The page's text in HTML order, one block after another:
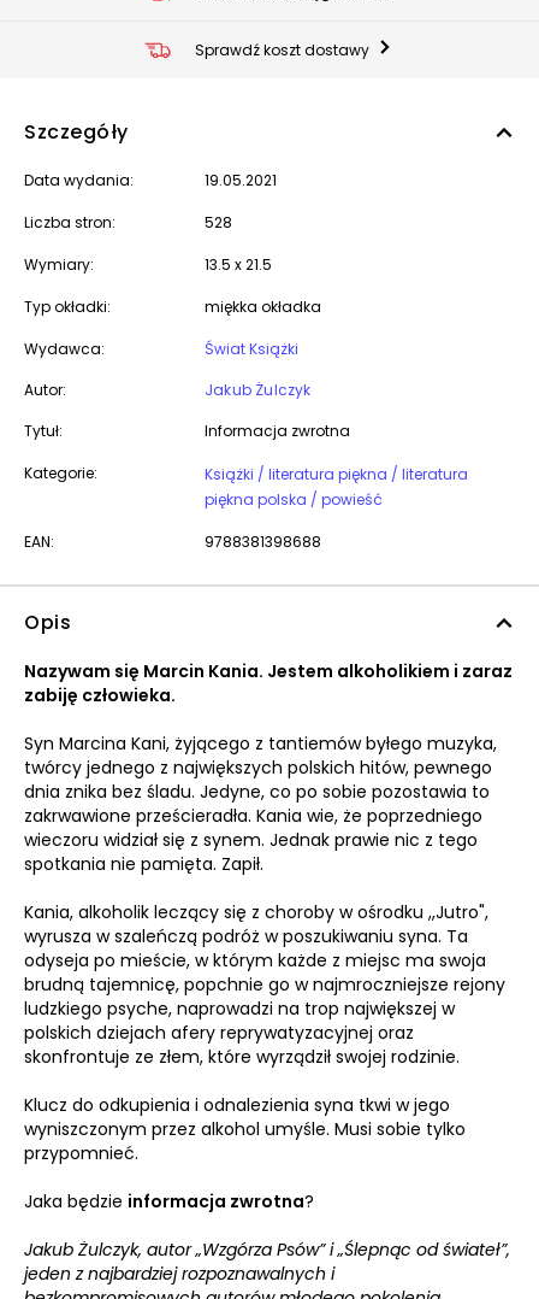
Sprawdź koszt dostawy
Szczegóły
Data wydania: 19.05.2021
Liczba stron: 528
Wymiary: 13.5 x 21.5
Typ okładki: miękka okładka
Wydawca:
Świat Książki
Autor:
Jakub Żulczyk
Tytuł:
Informacja zwrotna
Kategorie:
Książki / literatura piękna / literatura
piękna polska / powieść
EAN: 9788381398688
Opis
Nazywam się Marcin Kania. Jestem alkoholikiem i zaraz
zabiję człowieka.
Syn Marcina Kani, żyjącego z tantiemów byłego muzyka,
twórcy jednego z największych polskich hitów, pewnego
dnia znika bez śladu. Jedyne, co po sobie pozostawia to
zakrwawione prześcieradła. Kania wie, że poprzedniego
wieczoru widział się z synem. Jednak prawie nic z tego
spotkania nie pamięta. Zapił.
Kania, alkoholik leczący się z choroby w ośrodku ,,Jutro",
wyrusza w szaleńczą podróż w poszukiwaniu syna. Ta
odyseja po mieście, w którym każde z miejsc ma swoja
brudną tajemnicę, popchnie go w najmroczniejsze rejony
ludzkiego psyche, naprowadzi na trop największej w
polskich dziejach afery reprywatyzacyjnej oraz
skonfrontuje ze złem, które wyrządził swojej rodzinie.
Klucz do odkupienia i odnalezienia syna tkwi w jego
wyniszczonym przez alkohol umyśle. Musi sobie tylko
przypomnieć.
Jaka będzie informacja zwrotna?
Jakub Żulczyk, autor „Wzgórza Psów” i „Ślepnąc od świateł”,
jeden z najbardziej rozpoznawalnych i